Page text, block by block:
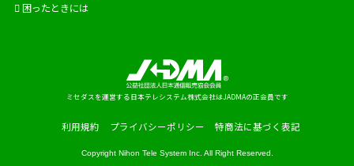
困ったときには
ミセダスを運営する日本テレシステム株式会社はJADMAの正会員です
利用規約 プライバシーポリシー 特商法に基づく表記
Copyright Nihon Tele System Inc. All Right Reserved.